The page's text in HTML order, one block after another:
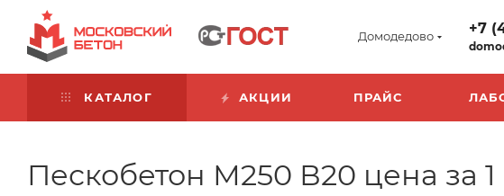
Домодедово +7
КАТАЛОГ АКЦИИ ПРАЙС
Пескобетон М250 В20 цена за